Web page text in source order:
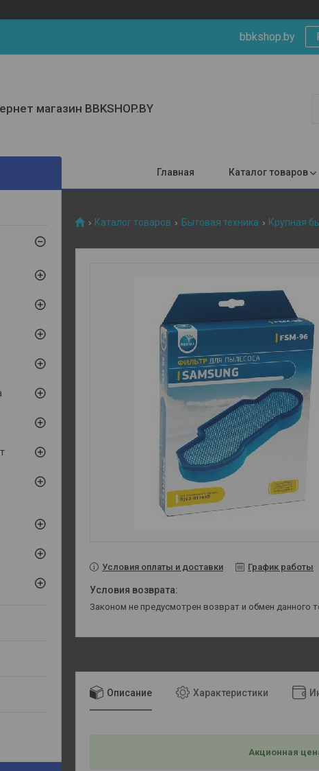
bbkshop.by
магазин BBKSHOP.BY
Главная Каталог товаров
Каталог товаров Бытовая техника Крупная
Условия оплаты и доставки График работы
Законом не предусмотрен возврат и обмен данного
Описание Характеристики
Акционная